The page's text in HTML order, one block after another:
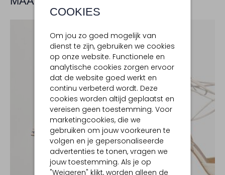
COOKIES
Om jou zo goed mogelijk van
dienst te zijn, gebruiken we cookies
op onze website. Functionele en
analytische cookies zorgen ervoor
dat de website goed werkt en
continu verbeterd wordt. Deze
cookies worden altijd geplaatst en
vereisen geen toestemming. Voor
marketingcookies, die we
gebruiken om jouw voorkeuren te
volgen en je gepersonaliseerde
advertenties te tonen, vragen we
jouw toestemming. Als je op
"Weigeren" klikt, worden alleen de